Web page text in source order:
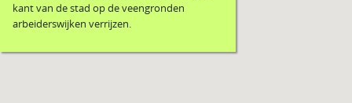
kant van de stad op de veengronden
arbeiderswijken verrijzen.